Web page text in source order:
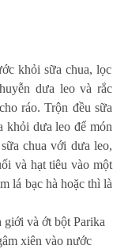
khỏi sữa chua, lọc
dưa leo và rắc
ráo. Trộn đều sữa
khỏi dưa leo để món
chua với dưa leo,
và hạt tiêu vào một
lá bạc hà hoặc thì là
và ớt bột Parika
xiên vào nước